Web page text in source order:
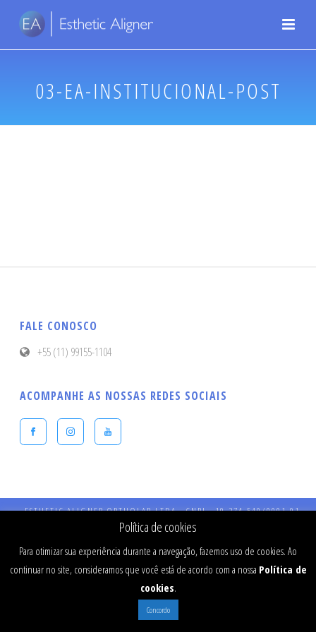
03-EA-INSTITUCIONAL-POST
FALE CONOSCO
+55 (11) 99155-1104
ACOMPANHE AS NOSSAS REDES SOCIAIS
ESTHETIC ALIGNER ORTHOLAB LTDA - CNPJ - 19.274.540/0001-91 -
Endereço: Praça Presidente Kennedy, 90 – Vila Bastos – CEP: 09041-040
Santo André - SP - CRO 984 - RT: Dr Fernando Stefanato Buranello -
Política de cookies
Para otimizar sua experiência durante a navegação, fazemos uso de cookies. Ao
continuar no site, consideramos que você está de acordo com a nossa Política de
cookies.
Concordo